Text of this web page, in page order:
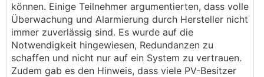
Am Wochenende bei der Hitzewelle (39° im
Schatten) dann plötzlich Plastikgeruch auf der
Terrasse. Dachten zuerst an geschmolzenes
Kinderspielzeug, Schaufeln oder dergleichen....dann
aber doch PV gecheckt:
können. Einige Teilnehmer argumentierten, dass volle
Überwachung und Alarmierung durch Hersteller nicht
immer zuverlässig sind. Es wurde auf die
Notwendigkeit hingewiesen, Redundanzen zu
schaffen und nicht nur auf ein System zu vertrauen.
Zudem gab es den Hinweis, dass viele PV-Besitzer